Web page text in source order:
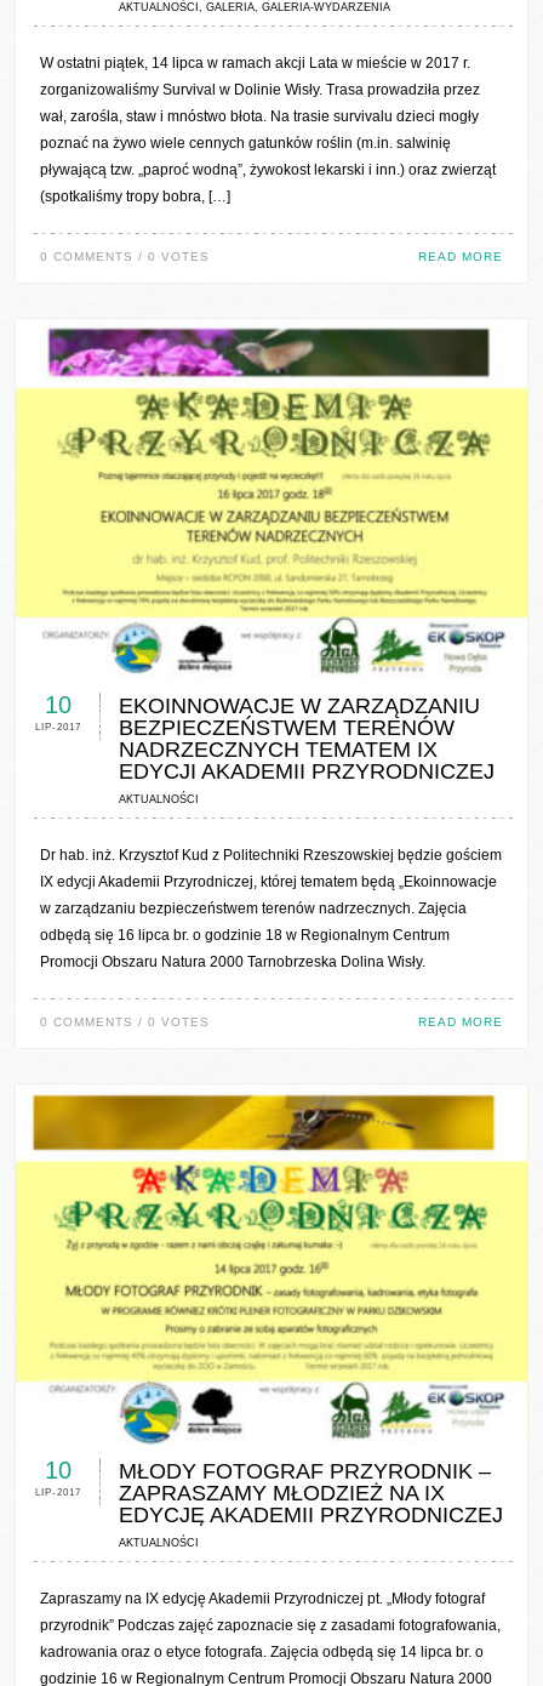
AKTUALNOŚCI,GALERIA,GALERIA-WYDARZENIA
W ostatni piątek, 14 lipca w ramach akcji Lata w mieście w 2017 r.
zorganizowaliśmy Survival w Dolinie Wisły. Trasa prowadziła przez
wał, zarośla, staw i mnóstwo błota. Na trasie survivalu dzieci mogły
poznać na żywo wiele cennych gatunków roślin (m.in. salwinię
pływającą tzw. „paproć wodną”, żywokost lekarski i inn.) oraz zwierząt
(spotkaliśmy tropy bobra, […]
0 COMMENTS / 0 VOTES READ MORE
0 COMMENTS / 0 VOTES
10
LIP-2017
EKOINNOWACJE W ZARZĄDZANIU
BEZPIECZEŃSTWEM TERENÓW
NADRZECZNYCH TEMATEM IX
EDYCJI AKADEMII PRZYRODNICZEJ
AKTUALNOŚCI
Dr hab. inż. Krzysztof Kud z Politechniki Rzeszowskiej będzie gościem
IX edycji Akademii Przyrodniczej, której tematem będą „Ekoinnowacje
w zarządzaniu bezpieczeństwem terenów nadrzecznych. Zajęcia
odbędą się 16 lipca br. o godzinie 18 w Regionalnym Centrum
Promocji Obszaru Natura 2000 Tarnobrzeska Dolina Wisły.
0 COMMENTS / 0 VOTES READ MORE
0 COMMENTS / 0 VOTES
10
LIP-2017
MŁODY FOTOGRAF PRZYRODNIK –
ZAPRASZAMY MŁODZIEŻ NA IX
EDYCJĘ AKADEMII PRZYRODNICZEJ
AKTUALNOŚCI
Zapraszamy na IX edycję Akademii Przyrodniczej pt. „Młody fotograf
przyrodnik” Podczas zajęć zapoznacie się z zasadami fotografowania,
kadrowania oraz o etyce fotografa. Zajęcia odbędą się 14 lipca br. o
godzinie 16 w Regionalnym Centrum Promocji Obszaru Natura 2000